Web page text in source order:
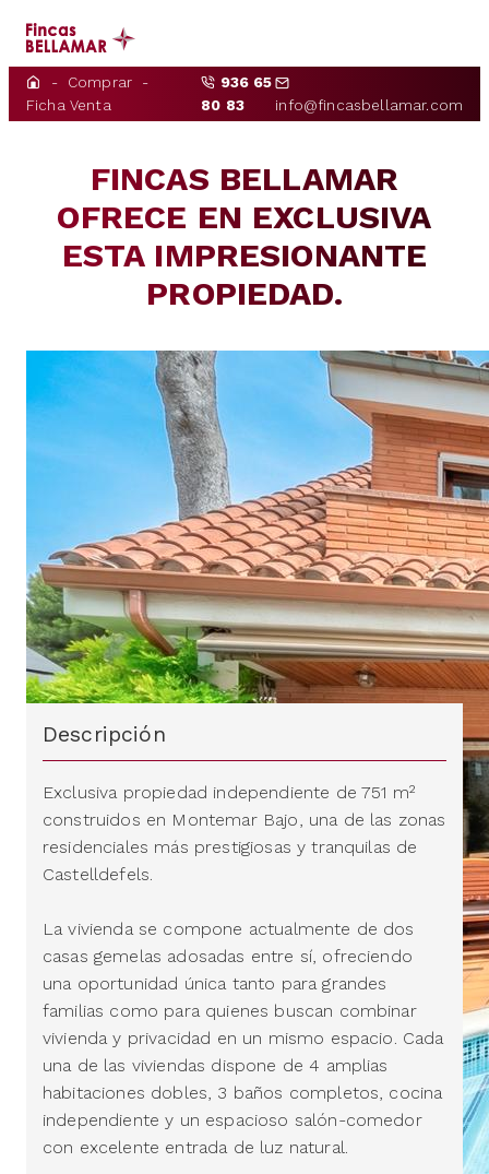
Comprar
Ficha Venta
936 65
80 83
info@fincasbellamar.com
INICIO
COMPRAR
PROPIETARIOS
NOTICIAS
ES
FINCAS BELLAMAR
OFRECE EN EXCLUSIVA
ESTA IMPRESIONANTE
PROPIEDAD.
Descripción
Exclusiva propiedad independiente de 751 m²
construidos en Montemar Bajo, una de las zonas
residenciales más prestigiosas y tranquilas de
Castelldefels.
La vivienda se compone actualmente de dos
casas gemelas adosadas entre sí, ofreciendo
una oportunidad única tanto para grandes
familias como para quienes buscan combinar
vivienda y privacidad en un mismo espacio. Cada
una de las viviendas dispone de 4 amplias
habitaciones dobles, 3 baños completos, cocina
independiente y un espacioso salón-comedor
con excelente entrada de luz natural.